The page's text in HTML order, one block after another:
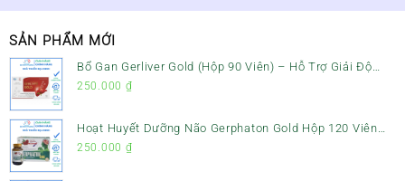
SẢN PHẨM MỚI
Bổ Gan Gerliver Gold (Hộp 90 Viên) – Hỗ Trợ Giải Độc
Gan, Mát Gan & Bảo Vệ Gan
250.000 ₫
Hoạt Huyết Dưỡng Não Gerphaton Gold Hộp 120 Viên
– Giảm Đau Đầu, Hoa Mắt, Chóng Mặt & Rối Loạn Tiền
250.000 ₫